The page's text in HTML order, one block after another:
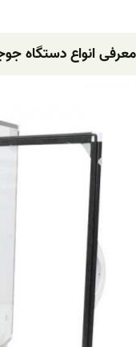
معرفی انواع دستگاه